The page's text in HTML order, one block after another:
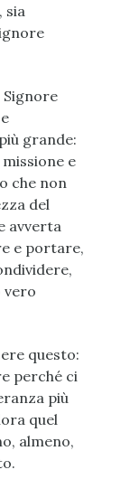
sia
Signore
grande:
e
che non
del
avverta
e portare,
vero
questo:
perché ci
più
quel
almeno,